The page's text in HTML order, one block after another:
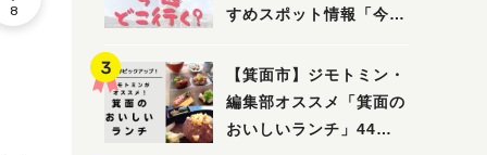
8
すめスポット情報「今週
面・吹田・池田・茨木・
高槻）
【箕面市】ジモトミン・
編集部オススメ「箕面の
おいしいランチ」44